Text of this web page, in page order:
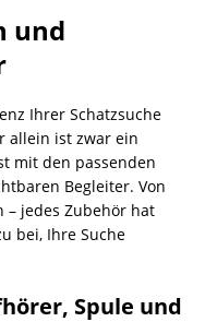
und
Ihrer Schatzsuche
allein ist zwar ein
mit den passenden
Begleiter. Von
– jedes Zubehör hat
bei, Ihre Suche
Spule und